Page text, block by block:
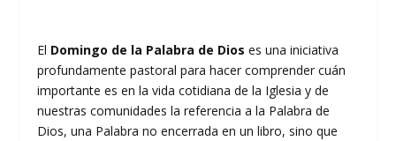
El Domingo de la Palabra de Dioses una iniciativa
profundamente pastoral para hacer comprender cuán
importante es en la vida cotidiana de la Iglesia y de
nuestras comunidades la referencia a la Palabra de
Dios, una Palabra no encerrada en un libro, sino que